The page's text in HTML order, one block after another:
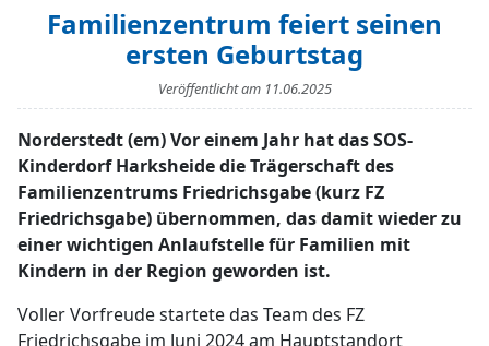
Familienzentrum feiert seinen
ersten Geburtstag
Veröffentlicht am 11.06.2025
Norderstedt (em) Vor einem Jahr hat das SOS-
Kinderdorf Harksheide die Trägerschaft des
Familienzentrums Friedrichsgabe (kurz FZ
Friedrichsgabe) übernommen, das damit wieder zu
einer wichtigen Anlaufstelle für Familien mit
Kindern in der Region geworden ist.
Voller Vorfreude startete das Team des FZ
Friedrichsgabe im Juni 2024 am Hauptstandort